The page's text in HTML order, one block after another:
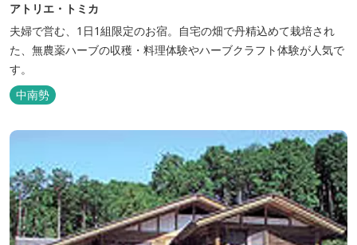
アトリエ・トミカ
夫婦で営む、1日1組限定のお宿。自宅の畑で丹精込めて栽培され
た、無農薬ハーブの収穫・料理体験やハーブクラフト体験が人気で
す。
中南勢